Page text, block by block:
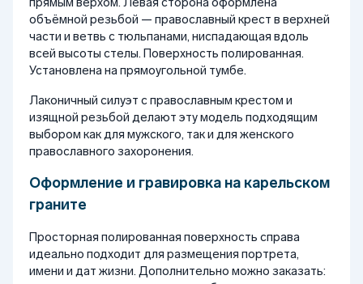
объёмной резьбой — православный крест в верхней
части и ветвь с тюльпанами, ниспадающая вдоль
всей высоты стелы. Поверхность полированная.
Установлена на прямоугольной тумбе.
Лаконичный силуэт с православным крестом и
изящной резьбой делают эту модель подходящим
выбором как для мужского, так и для женского
православного захоронения.
Оформление и гравировка на карельском
граните
Просторная полированная поверхность справа
идеально подходит для размещения портрета,
имени и дат жизни. Дополнительно можно заказать: